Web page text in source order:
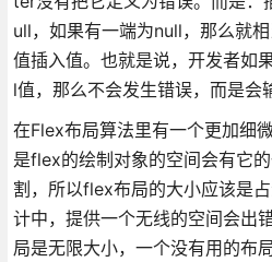
ull，如果有一端为null，那么就
值插入值。也就是说，开发者如
l值，那么不会发生错误，而是会
在Flex布局算法里有一个更加细
是flex的绘制对象的空间会有它
割，所以flex布局的大小应该是
计中，提供一个无线的空间会出
局是无限大小，一个没有用的布